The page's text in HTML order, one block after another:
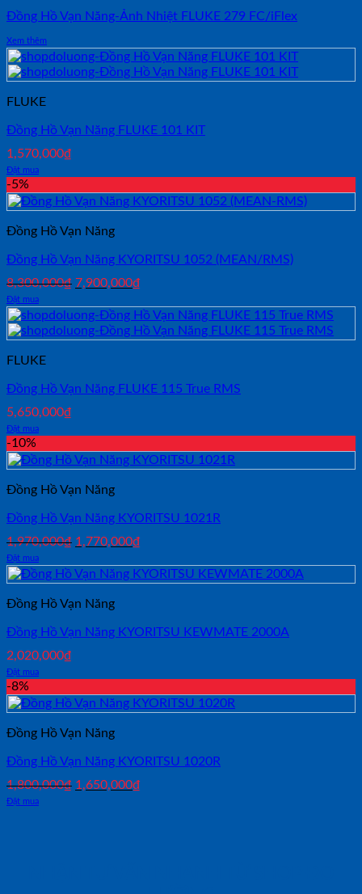
Đồng Hồ Vạn Năng-Ảnh Nhiệt FLUKE 279 FC/iFlex
Xem thêm
FLUKE
Đồng Hồ Vạn Năng FLUKE 101 KIT
1,570,000₫
Đặt mua
-5%
Đồng Hồ Vạn Năng
Đồng Hồ Vạn Năng KYORITSU 1052 (MEAN/RMS)
8,300,000₫ Giá
là:
8,300,000₫.
7,900,000₫
tại
là:
7,900,000₫.
Đặt mua
FLUKE
Đồng Hồ Vạn Năng FLUKE 115 True RMS
5,650,000₫
Đặt mua
-10%
Đồng Hồ Vạn Năng
Đồng Hồ Vạn Năng KYORITSU 1021R
1,970,000₫ Giá
là:
1,970,000₫.
1,770,000₫
tại
là:
Đặt mua
Đồng Hồ Vạn Năng
Đồng Hồ Vạn Năng KYORITSU KEWMATE 2000A
2,020,000₫
Đặt mua
-8%
Đồng Hồ Vạn Năng
Đồng Hồ Vạn Năng KYORITSU 1020R
1,800,000₫ Giá
1,650,000₫
Đặt mua